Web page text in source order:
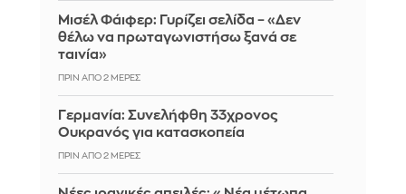
Μισέλ Φάιφερ: Γυρίζει σελίδα – «Δεν
θέλω να πρωταγωνιστήσω ξανά σε
ταινία»
ΠΡΙΝ ΑΠΌ 2 ΜΈΡΕΣ
Γερμανία: Συνελήφθη 33χρονος
Ουκρανός για κατασκοπεία
ΠΡΙΝ ΑΠΌ 2 ΜΈΡΕΣ